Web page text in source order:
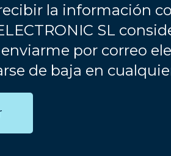
la información
SL
por correo
de baja en